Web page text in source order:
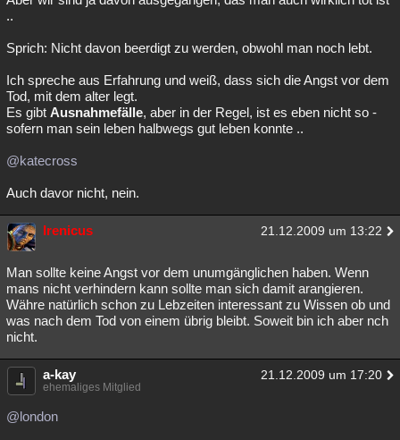
..
Sprich: Nicht davon beerdigt zu werden, obwohl man noch lebt.
Ich spreche aus Erfahrung und weiß, dass sich die Angst vor dem
Tod, mit dem alter legt.
Es gibt Ausnahmefälle, aber in der Regel, ist es eben nicht so -
sofern man sein leben halbwegs gut leben konnte ..
@katecross
Auch davor nicht, nein.
Irenicus 21.12.2009 um 13:22
Man sollte keine Angst vor dem unumgänglichen haben. Wenn
mans nicht verhindern kann sollte man sich damit arangieren.
Währe natürlich schon zu Lebzeiten interessant zu Wissen ob und
was nach dem Tod von einem übrig bleibt. Soweit bin ich aber nch
nicht.
a-kay 21.12.2009 um 17:20
ehemaliges Mitglied
@london